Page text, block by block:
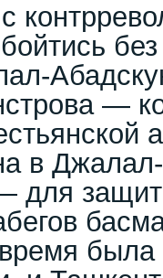
—
в
для
была